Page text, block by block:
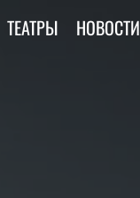
ТЕАТРЫ НОВОСТИ